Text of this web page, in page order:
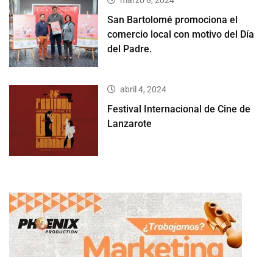
San Bartolomé promociona el
comercio local con motivo del Día
del Padre.
abril 4, 2024
Festival Internacional de Cine de
Lanzarote